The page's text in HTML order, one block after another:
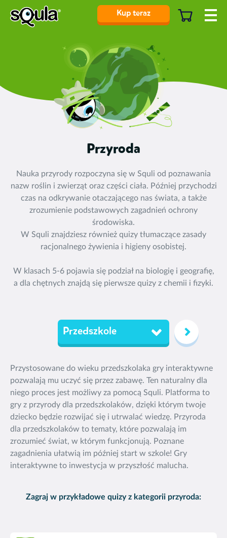
Kup teraz
Przyroda
Nauka przyrody rozpoczyna się w Squli od poznawania
nazw roślin i zwierząt oraz części ciała. Później przychodzi
czas na odkrywanie otaczającego nas świata, a także
zrozumienie podstawowych zagadnień ochrony
środowiska.
W Squli znajdziesz również quizy tłumaczące zasady
racjonalnego żywienia i higieny osobistej.
W klasach 5-6 pojawia się podział na biologię i geografię,
a dla chętnych znajdą się pierwsze quizy z chemii i fizyki.
Przedszkole
Przystosowane do wieku przedszkolaka gry interaktywne
pozwalają mu uczyć się przez zabawę. Ten naturalny dla
niego proces jest możliwy za pomocą Squli. Platforma to
gry z przyrody dla przedszkolaków, dzięki którym twoje
dziecko będzie rozwijać się i utrwalać wiedzę. Przyroda
dla przedszkolaków to tematy, które pozwalają im
zrozumieć świat, w którym funkcjonują. Poznane
zagadnienia ułatwią im później start w szkole! Gry
interaktywne to inwestycja w przyszłość malucha.
Zagraj w przykładowe quizy z kategorii przyroda: